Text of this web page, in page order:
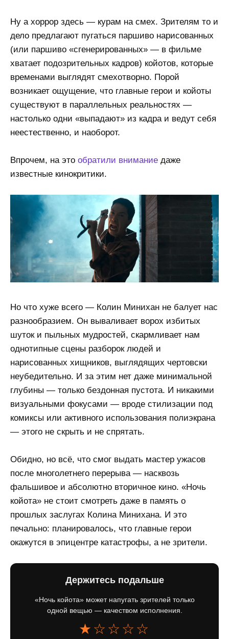
Ну а хоррор здесь — курам на смех. Зрителям то и
дело предлагают пугаться паршиво нарисованных
(или паршиво «сгенерированных» — в фильме
хватает подозрительных кадров) койотов, которые
временами выглядят смехотворно. Порой
возникает ощущение, что главные герои и койоты
существуют в параллельных реальностях —
настолько одни «выпадают» из кадра и ведут себя
неестественно, и наоборот.
Впрочем, на это обратили внимание даже
известные кинокритики.
Но что хуже всего — Колин Минихан не балует нас
разнообразием. Он вываливает ворох избитых
шуток и пыльных мудростей, скармливает нам
однотипные сцены разборок людей и
нарисованных хищников, выглядящих чертовски
неубедительно. И за этим нет даже минимальной
глубины — только бездонная пустота. И никакими
визуальными фокусами — вроде стилизации под
комиксы или активного использования полиэкрана
— этого не скрыть и не спрятать.
Обидно, но всё, что смог выдать мастер ужасов
после многолетнего перерыва — насквозь
фальшивое и абсолютно вторичное кино. «Ночь
койота» не стоит смотреть даже в память о
прошлых заслугах Колина Минихана. И это
печально: планировалось, что главные герои
окажутся в эпицентре катастрофы, а не зрители.
Держитесь подальше
«Ночь койота» может напугать зрителей только
одной вещью — качеством исполнения.
★☆☆☆☆